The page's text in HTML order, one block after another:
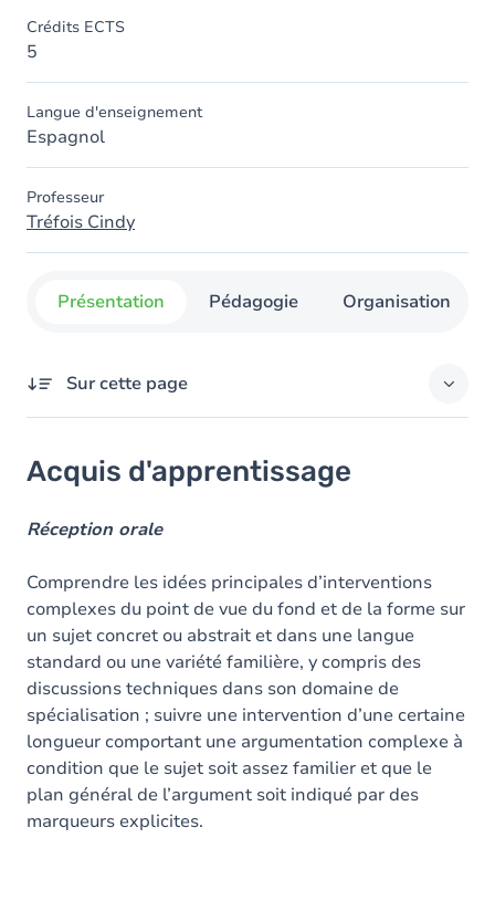
Crédits ECTS
5
Langue d'enseignement
Espagnol
Professeur
Tréfois Cindy
Présentation Pédagogie Organisation
Sur cette page
Objectifs
Contenu
Acquis d'apprentissage
Réception orale
Comprendre les idées principales d’interventions
complexes du point de vue du fond et de la forme sur
un sujet concret ou abstrait et dans une langue
standard ou une variété familière, y compris des
discussions techniques dans son domaine de
spécialisation ; suivre une intervention d’une certaine
longueur comportant une argumentation complexe à
condition que le sujet soit assez familier et que le
plan général de l’argument soit indiqué par des
marqueurs explicites.